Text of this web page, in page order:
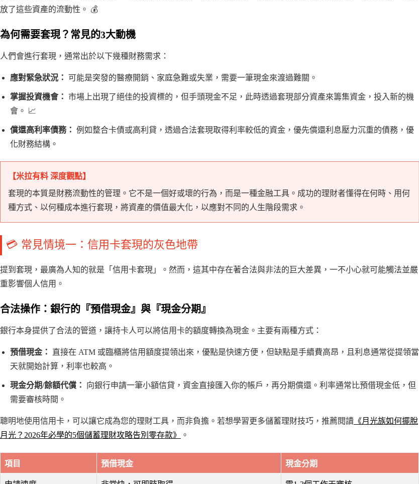
放了這些資產的流動性。 💰
為何需要套現？常見的3大動機
人們會進行套現，通常出於以下幾種財務需求：
應對緊急狀況： 可能是突發的醫療開銷、家庭急難或失業，需要一筆現金來渡過難關。
掌握投資機會： 市場上出現了絕佳的投資標的，但手頭現金不足，此時透過套現部分資產來籌集資金，投入新的機
會。 📈
償還高利率債務： 例如整合卡債或高利貸，透過合法套現取得利率較低的資金，優先償還利息壓力沉重的債務，優
化財務結構。
【米拉有料 深度觀點】
套現的本質是財務流動性的管理。它不是一個好或壞的行為，而是一種金融工具。成功的理財者懂得在何時、用何
種方式、以何種成本進行套現，將資產的價值最大化，以應對不同的人生階段需求。
💳 常見情境一：信用卡套現的灰色地帶
提到套現，最廣為人知的就是「信用卡套現」。然而，這其中存在著合法與非法的巨大差異，一不小心就可能觸法並嚴
重影響個人信用。
合法操作：銀行的『預借現金』與『現金分期』
銀行本身提供了合法的管道，讓持卡人可以將信用卡的額度轉換為現金。主要有兩種方式：
預借現金：
直接在 ATM 或臨櫃將信用額度提領出來，優點是快速方便，但缺點是手續費高昂，且利息通常從提領當
天就開始計算，利率也較高。
現金分期/餘額代償：
向銀行申請一筆小額信貸，資金直接匯入你的帳戶，再分期償還。利率通常比預借現金低，但
需要審核時間。
聰明地使用信用卡，可以讓它成為您的理財工具，而非負擔。若想學習更多儲蓄理財技巧，推薦閱讀 《月光族如何擺脫
月光？2026年必學的5個儲蓄理財攻略告別零存款》
。
項目 預借現金 現金分期